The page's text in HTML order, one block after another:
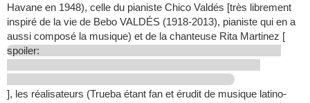
Havane en 1948), celle du pianiste Chico Valdés [très librement
inspiré de la vie de Bebo VALDÉS (1918-2013), pianiste qui en a
aussi composé la musique) et de la chanteuse Rita Martinez [
spoiler:
], les réalisateurs (Trueba étant fan et érudit de musique latino-